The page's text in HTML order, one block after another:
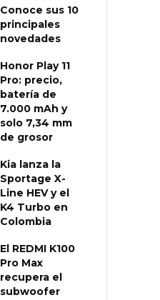
Conoce sus 10
principales
novedades
Honor Play 11
Pro: precio,
batería de
7.000 mAh y
solo 7,34 mm
de grosor
Kia lanza la
Sportage X-
Line HEV y el
K4 Turbo en
Colombia
El REDMI K100
Pro Max
recupera el
subwoofer